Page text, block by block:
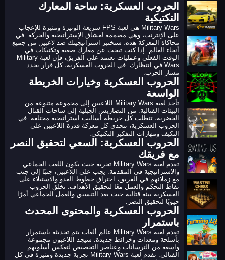
الحروب العسكرية: ساحة المعارك
التكتيكية
Military Wars هي لعبة FPS سريعة الوتيرة ومثيرة للإعجاب
على الإنترنت، وهي مصممة لعشاق الإستراتيجية والحركة. في
محاكاة المعركة هذه، ستختبر استراتيجيتك ضد لاعبين من جميع
أنحاء العالم. إذا كنت تبحث عن معارك صعبة وتكتيكات في
الوقت الفعلي وعمليات تعتمد على الفريق، فإن لعبة Military
Wars في انتظارك. في الحروب العسكرية، كل قرار يحدد
مسار الحرب.
الحروب العسكرية وخيارات الخريطة
الواسعة
تأخذ لعبة Military Wars اللاعبين إلى مجموعة متنوعة من
البيئات القتالية. من التضاريس الجبلية إلى ساحات القتال
الحضرية، تتطلب كل خريطة أساليب استراتيجية مختلفة. في
الحروب العسكرية، تتحدى كل معركة قدرة اللاعبين على
التكيف ومهارات التفكير التكتيكي.
الحروب العسكرية: السعي لتحقيق النصر
مع فريقك
تقدم لعبة Military Wars تجربة حيث يكون اللعب الجماعي
والاستراتيجية في المقدمة. يجب على اللاعبين، جنبًا إلى جنب
مع زملائهم في الفريق، اختراق خطوط العدو والاستيلاء على
نقاط التحكم والعمل معًا لتحقيق الأهداف. تخلق الحروب
العسكرية بيئة قتالية حيث يعد التنسيق والعمل الجماعي أمرًا
حيويًا لتحقيق النصر.
الحروب العسكرية والمحتوى المحدث
باستمرار
تقدم لعبة Military Wars عالم ألعاب يتم تحديثه باستمرار
بأسلحة ومعدات وخرائط جديدة. سيجد اللاعبون مجموعة
واسعة من الترسانات وعناصر التخصيص لتعكس أسلوبهم
القتالي. تقدم لعبة Military Wars تجربة جديدة ومثيرة في كل